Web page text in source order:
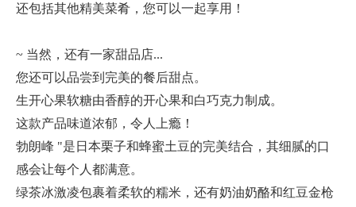
还包括其他精美菜肴，您可以一起享用！
~ 当然，还有一家甜品店...
您还可以品尝到完美的餐后甜点。
生开心果软糖由香醇的开心果和白巧克力制成。
这款产品味道浓郁，令人上瘾！
勃朗峰 "是日本栗子和蜂蜜土豆的完美结合，其细腻的口
感会让每个人都满意。
绿茶冰激凌包裹着柔软的糯米，还有奶油奶酪和红豆金枪